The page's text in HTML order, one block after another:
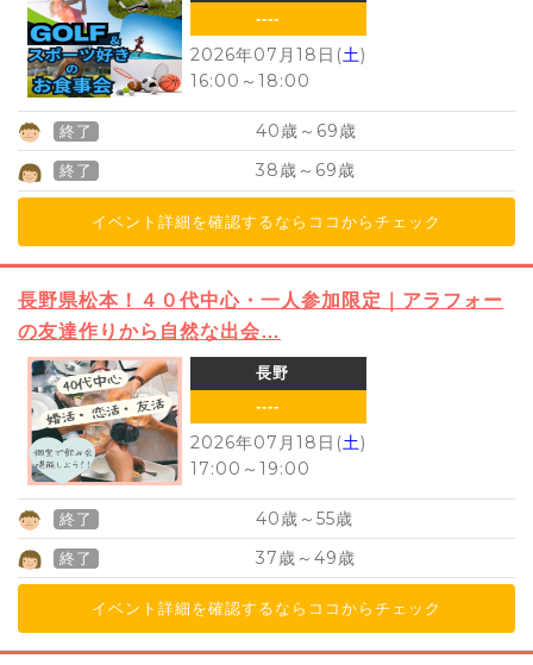
----
2026年07月18日(土)
16:00 ～ 18:00
終了 40歳～ 69歳
終了 38歳～ 69歳
イベント詳細を確認するならココからチェック
長野県松本！４０代中心・一人参加限定｜アラフォー
の友達作りから自然な出会…
長野
----
2026年07月18日(土)
17:00 ～ 19:00
終了 40歳～ 55歳
終了 37歳～ 49歳
イベント詳細を確認するならココからチェック